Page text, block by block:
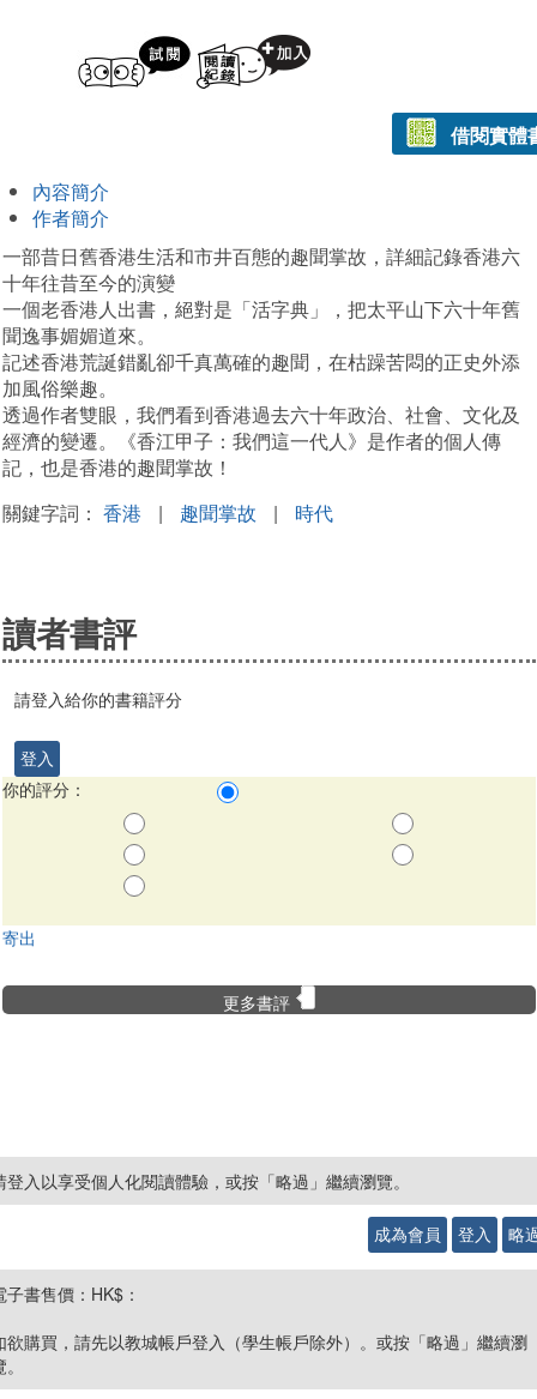
試閲
借閱實體
內容簡介
作者簡介
一部昔日舊香港生活和市井百態的趣聞掌故，詳細記錄香港六
十年往昔至今的演變
一個老香港人出書，絕對是「活字典」，把太平山下六十年舊
聞逸事媚媚道來。
記述香港荒誕錯亂卻千真萬確的趣聞，在枯躁苦悶的正史外添
加風俗樂趣。
透過作者雙眼，我們看到香港過去六十年政治、社會、文化及
經濟的變遷。《香江甲子：我們這一代人》是作者的個人傳
記，也是香港的趣聞掌故！
關鍵字詞： 香港 | 趣聞掌故 | 時代
讀者書評
請登入給你的書籍評分
登入
你的評分：
寄出
更多書評
登入以享受個人化閱讀體驗，或按「略過」繼續瀏覽。
成為會員 登入 略
子書售價：HK$：
欲購買，請先以教城帳戶登入（學生帳戶除外）。或按「略過」繼續瀏